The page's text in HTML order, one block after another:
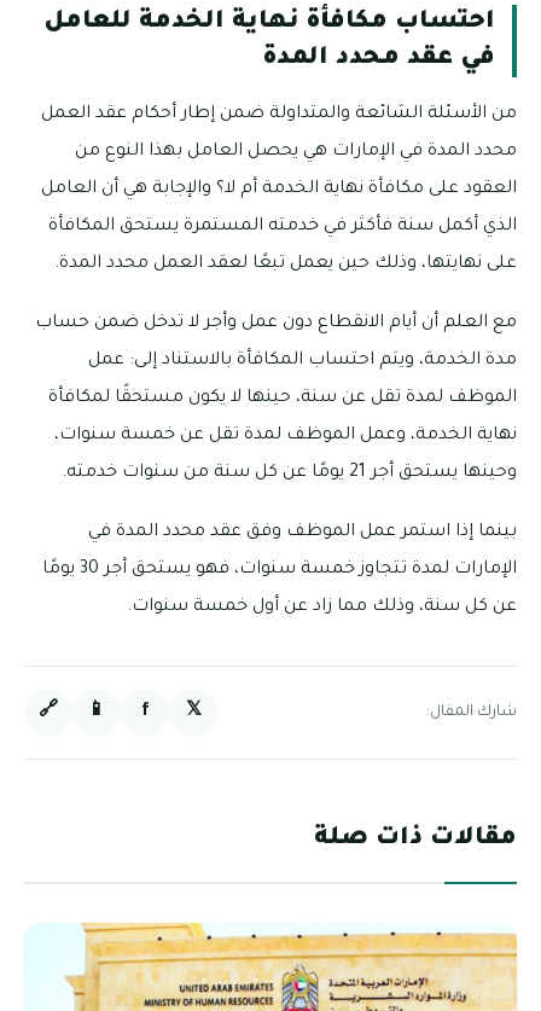
احتساب مكافأة نهاية الخدمة للعامل
في عقد محدد المدة
من الأسئلة الشائعة والمتداولة ضمن إطار أحكام عقد العمل
محدد المدة في الإمارات هي يحصل العامل بهذا النوع من
العقود على مكافأة نهاية الخدمة أم لا؟ والإجابة هي أن العامل
الذي أكمل سنة فأكثر في خدمته المستمرة يستحق المكافأة
على نهايتها، وذلك حين يعمل تبعًا لعقد العمل محدد المدة.
مع العلم أن أيام الانقطاع دون عمل وأجر لا تدخل ضمن حساب
مدة الخدمة، ويتم احتساب المكافأة بالاستناد إلى: عمل
الموظف لمدة تقل عن سنة، حينها لا يكون مستحقًا لمكافأة
نهاية الخدمة، وعمل الموظف لمدة تقل عن خمسة سنوات،
وحينها يستحق أجر 21 يومًا عن كل سنة من سنوات خدمته.
بينما إذا استمر عمل الموظف وفق عقد محدد المدة في
الإمارات لمدة تتجاوز خمسة سنوات، فهو يستحق أجر 30 يومًا
عن كل سنة، وذلك مما زاد عن أول خمسة سنوات.
شارك المقال: 𝕏
f
📱
🔗
مقالات ذات صلة